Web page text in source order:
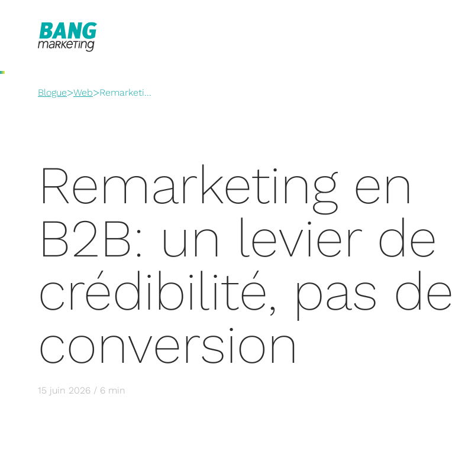
Blogue>Web>Remarketi...
Remarketing en
B2B: un levier de
crédibilité, pas de
conversion
15 juin 2026 / 6 min